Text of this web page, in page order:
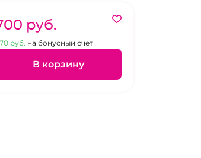
pуб.
pуб. на бонусный счет
В корзину